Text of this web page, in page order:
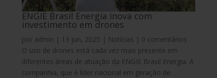
ENGIE Brasil Energia inova com
investimento em drones
por admin | 13 jun, 2025 | Notícias | 0 comentários
O uso de drones está cada vez mais presente em
diferentes áreas de atuação da ENGIE Brasil Energia. A
companhia, que é líder nacional em geração de